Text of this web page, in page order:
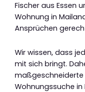
Fischer aus Essen
Wohnung in
Ansprüchen
Wir wissen, dass
mit sich bringt.
maßgeschneiderte
Wohnungssuche in